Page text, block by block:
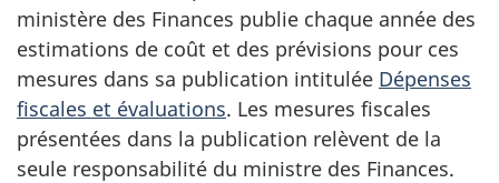
ministère des Finances publie chaque année des
estimations de coût et des prévisions pour ces
mesures dans sa publication intitulée Dépenses
fiscales et évaluations. Les mesures fiscales
présentées dans la publication relèvent de la
seule responsabilité du ministre des Finances.